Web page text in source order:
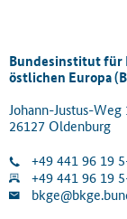
Bundesinstitut für
östlichen Europa
Johann-Justus-Weg
26127 Oldenburg
+49 441 96 19
+49 441 96 19